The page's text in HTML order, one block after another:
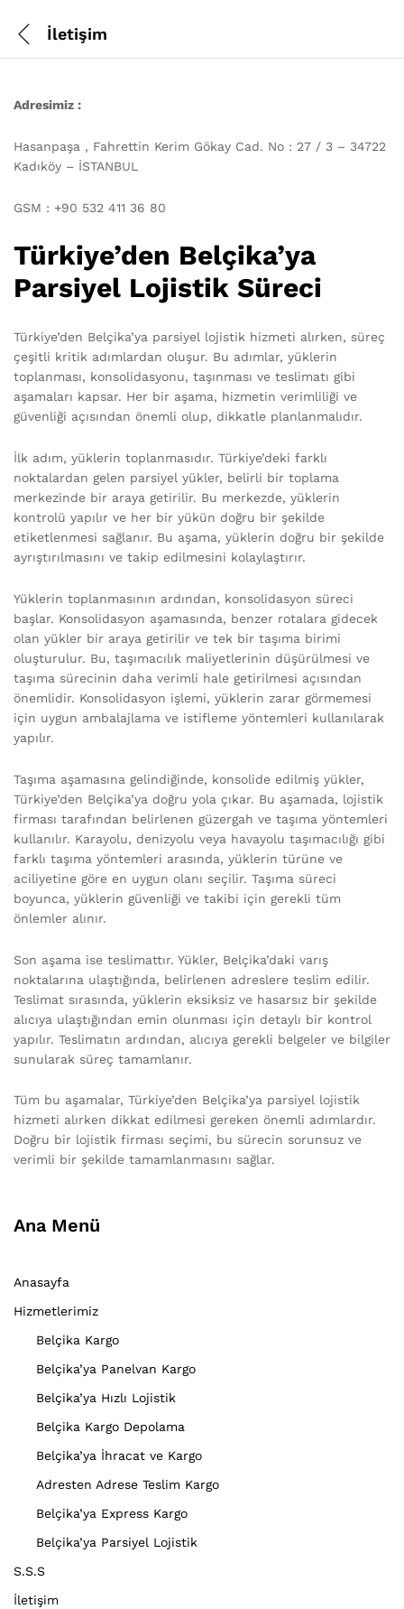
İletişim
Adresimiz :
Hasanpaşa , Fahrettin Kerim Gökay Cad. No : 27 / 3 – 34722
Kadıköy – İSTANBUL
GSM : +90 532 411 36 80
Türkiye’den Belçika’ya
Parsiyel Lojistik Süreci
Türkiye’den Belçika’ya parsiyel lojistik hizmeti alırken, süreç
çeşitli kritik adımlardan oluşur. Bu adımlar, yüklerin
toplanması, konsolidasyonu, taşınması ve teslimatı gibi
aşamaları kapsar. Her bir aşama, hizmetin verimliliği ve
güvenliği açısından önemli olup, dikkatle planlanmalıdır.
İlk adım, yüklerin toplanmasıdır. Türkiye’deki farklı
noktalardan gelen parsiyel yükler, belirli bir toplama
merkezinde bir araya getirilir. Bu merkezde, yüklerin
kontrolü yapılır ve her bir yükün doğru bir şekilde
etiketlenmesi sağlanır. Bu aşama, yüklerin doğru bir şekilde
ayrıştırılmasını ve takip edilmesini kolaylaştırır.
Yüklerin toplanmasının ardından, konsolidasyon süreci
başlar. Konsolidasyon aşamasında, benzer rotalara gidecek
olan yükler bir araya getirilir ve tek bir taşıma birimi
oluşturulur. Bu, taşımacılık maliyetlerinin düşürülmesi ve
taşıma sürecinin daha verimli hale getirilmesi açısından
önemlidir. Konsolidasyon işlemi, yüklerin zarar görmemesi
için uygun ambalajlama ve istifleme yöntemleri kullanılarak
yapılır.
Taşıma aşamasına gelindiğinde, konsolide edilmiş yükler,
Türkiye’den Belçika’ya doğru yola çıkar. Bu aşamada, lojistik
firması tarafından belirlenen güzergah ve taşıma yöntemleri
kullanılır. Karayolu, denizyolu veya havayolu taşımacılığı gibi
farklı taşıma yöntemleri arasında, yüklerin türüne ve
aciliyetine göre en uygun olanı seçilir. Taşıma süreci
boyunca, yüklerin güvenliği ve takibi için gerekli tüm
önlemler alınır.
Son aşama ise teslimattır. Yükler, Belçika’daki varış
noktalarına ulaştığında, belirlenen adreslere teslim edilir.
Teslimat sırasında, yüklerin eksiksiz ve hasarsız bir şekilde
alıcıya ulaştığından emin olunması için detaylı bir kontrol
yapılır. Teslimatın ardından, alıcıya gerekli belgeler ve bilgiler
sunularak süreç tamamlanır.
Tüm bu aşamalar, Türkiye’den Belçika’ya parsiyel lojistik
hizmeti alırken dikkat edilmesi gereken önemli adımlardır.
Doğru bir lojistik firması seçimi, bu sürecin sorunsuz ve
verimli bir şekilde tamamlanmasını sağlar.
Ana Menü
Anasayfa
Hizmetlerimiz
Belçika Kargo
Belçika’ya Panelvan Kargo
Belçika’ya Hızlı Lojistik
Belçika Kargo Depolama
Belçika’ya İhracat ve Kargo
Adresten Adrese Teslim Kargo
Belçika’ya Express Kargo
Belçika’ya Parsiyel Lojistik
S.S.S
İletişim